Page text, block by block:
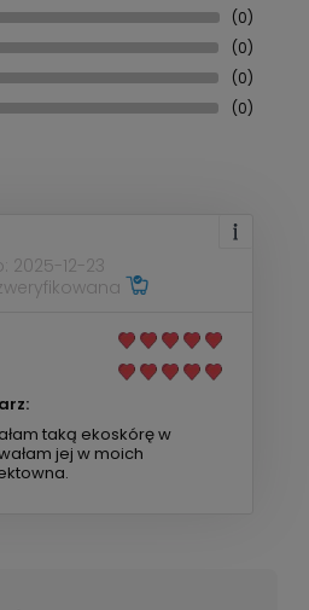
(0)
(0)
(0)
(0)
2025-12-23
taką ekoskórę w
jej w moich